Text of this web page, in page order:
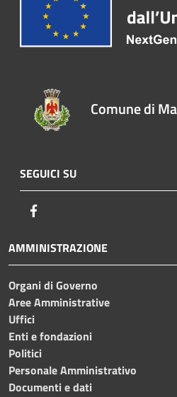
Comune di
SEGUICI SU
AMMINISTRAZIONE
Organi di Governo
Aree Amministrative
Uffici
Enti e fondazioni
Politici
Personale Amministrativo
Documenti e dati